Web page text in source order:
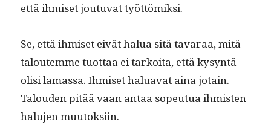
että ihmiset joutu­vat työttömiksi.
Se, että ihmiset eivät halua sitä tavaraa, mitä
taloutemme tuot­taa ei tarkoi­ta, että kysyn­tä
olisi lamas­sa. Ihmiset halu­a­vat aina jotain.
Talouden pitää vaan antaa sopeu­tua ihmis­ten
halu­jen muutoksiin.